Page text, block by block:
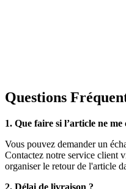
Questions
1. Que faire si l’article ne me
Vous pouvez demander un
Contactez notre service client
organiser le retour de l'article
2. Délai de livraison ?